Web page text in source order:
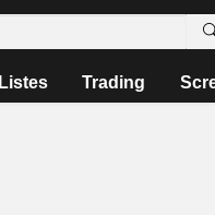
Listes Trading